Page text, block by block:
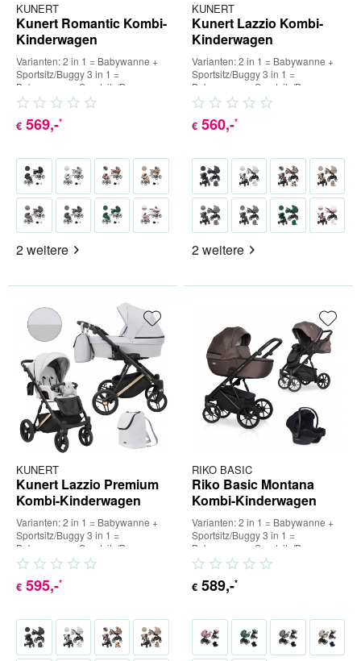
KUNERT
Kunert Romantic Kombi-
Kinderwagen
Varianten: 2 in 1 = Babywanne +
Sportsitz/Buggy 3 in 1 =
Babywanne + Sportsitz/Buggy +
Babyschale (inkl. Adapter) 4...
€ 569,-*
2 weitere
KUNERT
Kunert Lazzio Kombi-
Kinderwagen
Varianten: 2 in 1 = Babywanne +
Sportsitz/Buggy 3 in 1 =
Babywanne + Sportsitz/Buggy +
Babyschale (inkl. Adapter) 4...
€ 560,-*
2 weitere
KUNERT
Kunert Lazzio Premium
Kombi-Kinderwagen
Varianten: 2 in 1 = Babywanne +
Sportsitz/Buggy 3 in 1 =
Babywanne + Sportsitz/Buggy +
Babyschale (inkl. Adapter) 4...
€ 595,-*
RIKO BASIC
Riko Basic Montana
Kombi-Kinderwagen
Varianten: 2 in 1 = Babywanne +
Sportsitz/Buggy 3 in 1 =
Babywanne + Sportsitz/Buggy +
Babyschale (inkl. Adapter) 4...
€ 589,-*